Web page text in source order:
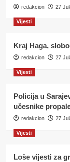
redakcion 27
Vijesti
Kraj Haga,
redakcion 27
Vijesti
Policija u
učesnike
redakcion 27
Vijesti
Loše vijesti za